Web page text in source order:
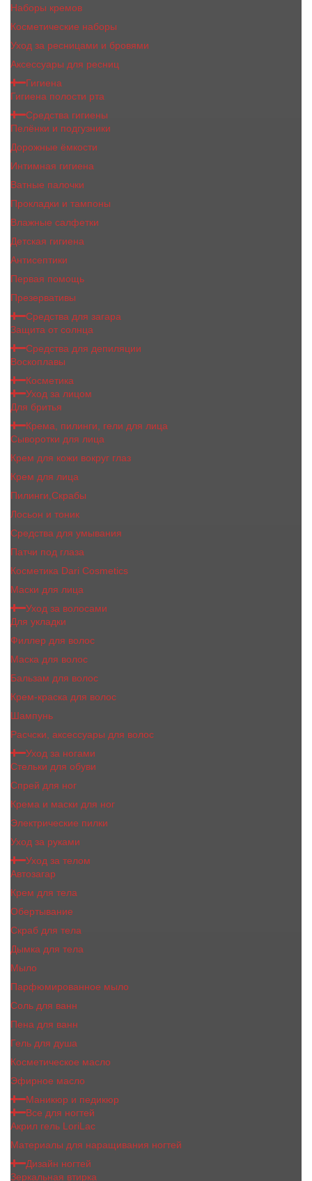
Наборы кремов
Косметические наборы
Уход за ресницами и бровями
Аксессуары для ресниц
Гигиена
Гигиена полости рта
Средства гигиены
Пелёнки и подгузники
Дорожные ёмкости
Интимная гигиена
Ватные палочки
Прокладки и тампоны
Влажные салфетки
Детская гигиена
Антисептики
Первая помощь
Презервативы
Средства для загара
Защита от солнца
Средства для депиляции
Воскоплавы
Косметика
Уход за лицом
Для бритья
Крема, пилинги, гели для лица
Сыворотки для лица
Крем для кожи вокруг глаз
Крем для лица
Пилинги,Скрабы
Лосьон и тоник
Средства для умывания
Патчи под глаза
Косметика Dari Cosmetics
Маски для лица
Уход за волосами
Для укладки
Филлер для волос
Маска для волос
Бальзам для волос
Крем-краска для волос
Шампунь
Расчски, аксессуары для волос
Уход за ногами
Стельки для обуви
Спрей для ног
Крема и маски для ног
Электрические пилки
Уход за руками
Уход за телом
Автозагар
Крем для тела
Обертывание
Скраб для тела
Дымка для тела
Мыло
Парфюмированное мыло
Соль для ванн
Пена для ванн
Гель для душа
Косметическое масло
Эфирное масло
Маникюр и педикюр
Все для ногтей
Акрил гель LoriLac
Материалы для наращивания ногтей
Дизайн ногтей
Зеркальная втирка